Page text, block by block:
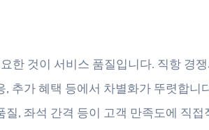
한 것이 서비스 품질입니다. 직항 경
, 추가 혜택 등에서 차별화가 뚜렷합니
질, 좌석 간격 등이 고객 만족도에 직